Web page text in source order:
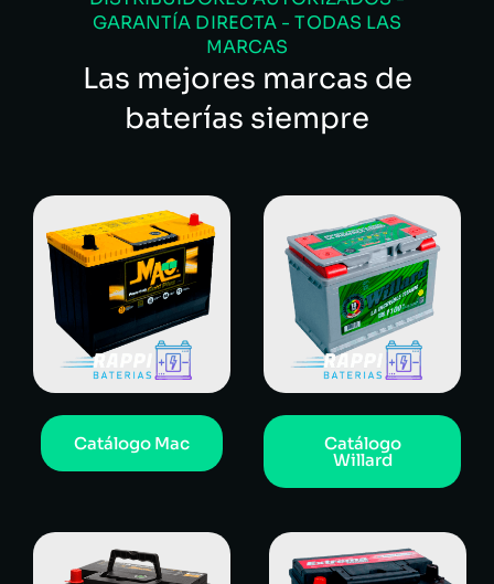
GARANTÍA DIRECTA - TODAS LAS
MARCAS
Las mejores marcas de
baterías siempre
Catálogo Mac Catálogo
Willard